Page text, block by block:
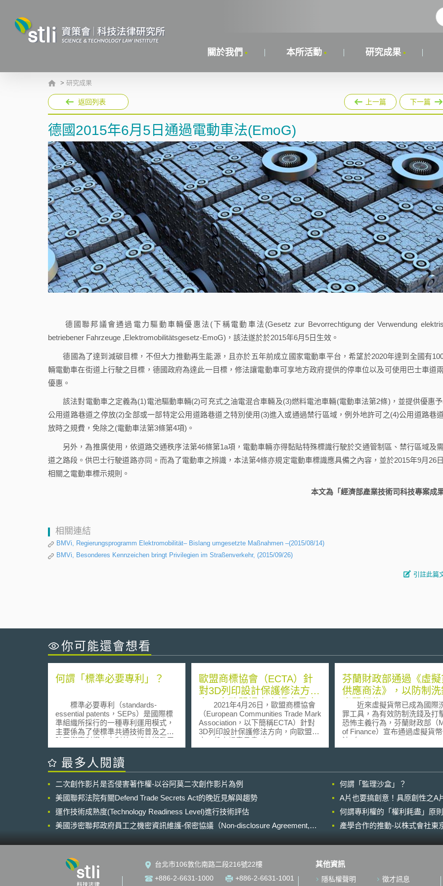
關於我們 本所活動 研究成果
> 研究成果
返回列表 上一篇 下一篇
德國2015年6月5日通過電動車法(EmoG)
德國聯邦議會通過電力驅動車輛優惠法(下稱電動車法(Gesetz zur Bevorrechtigung der Verwendung
betriebener Fahrzeuge ,Elektromobilitätsgesetz-EmoG)，該法遂於於2015年6月5日生效。
德國為了達到減碳目標，不但大力推動再生能源，且亦於五年前成立國家電動車平台，希望於2020年達到全國有
輛電動車在街道上行駛之目標，德國政府為達此一目標，修法讓電動車可享地方政府提供的停車位以及可使用巴士車道
優惠。
該法對電動車之定義為(1)電池驅動車輛(2)可充式之油電混合車輛及(3)燃料電池車輛(電動車法第2條)，並提供優惠予
公用道路巷道之停放(2)全部或一部特定公用道路巷道之特別使用(3)進入或通過禁行區域，例外地許可之(4)公用道路巷
放時之規費，免除之(電動車法第3條第4項)。
另外，為推廣使用，依道路交通秩序法第46條第1a項，電動車輛亦得黏貼特殊標識行駛於交通管制區、禁行區域及
道之路段。供巴士行駛道路亦同。而為了電動車之辨識，本法第4條亦規定電動車標識應具備之內容，並於2015年9月26
相關之電動車標示規則。
本文為「經濟部產業技術司科技專案成果
相關連結
BMVi, Regierungsprogramm Elektromobilität– Bislang umgesetzte Maßnahmen –(2015/08/14)
BMVi, Besonderes Kennzeichen bringt Privilegien im Straßenverkehr, (2015/09/26)
引註此篇
你可能還會想看
何謂「標準必要專利」？
標準必要專利（standards-
essential patents，SEPs）是國際標
準組織所採行的一種專利運用模式，
主要係為了使標準共通技術普及之同
時平衡專利權人之利益，將技術發展
中重要的標準共通技術結合專利保
護，同時均要求專利權人須簽署
FRAND（Fair，Reasonable and
合理、無歧視之原則收取合理數額之
專利授權費供標準化組織成員有償使
用。然而，因專利本身即是一種合法
壟斷，是以標準必要專利之授權模式
可實現利益最大化；但涉及到具高度
共通性又難以迴避的技術時，應當避
斷。因此，專利權人和被授權人之
間，對於收取合理專利授權費之議
題，在一直無法取得共識之下，往往
訴諸法律解決。從美國聯邦法院涉及
標準必要專利侵權之訴訟案例，可看
歐盟商標協會（ECTA）針
對3D列印設計保護修法方
向，向歐盟提交立場意見書
2021年4月26日，歐盟商標協會
（European Communities Trade Mark
Association，以下簡稱ECTA）針對
3D列印設計保護修法方向，向歐盟提
交一份立場意見書（position
paper）。歐盟自1998年發布《設計
Regulation（EC） No 6/2002 on
Community designs）以來，已多年
未進行修正；為了能對設計提供更有
效的法律保護，歐盟從2018年起開始
進行修法的公眾諮詢，並於2020年11
月提出修法評估報告。 ECTA一
的智慧財產議題，在意見書中列出了
ECTA指出，雖然3D列印所使用的
CAD模型檔案僅是列印過程中的媒
介，檔案本身不能受到設計法律的保
芬蘭財政部通過《虛擬
供應商法》，以防制洗
資恐行為
近來虛擬貨幣已成為國際
罪工具，為有效防制洗錢及打
恐怖主義行為，芬蘭財政部（
of Finance）宣布通過虛擬貨
法（The Act on virtual currency
providers），於2019年5月1日
Authority, FIN-FSA）擔任虛擬
應商之註冊機構及監管機構。 根
據該法案，虛擬貨幣交易所、
包供應商及虛擬貨幣發行者皆
蘭金融監管局進行註冊，以確
相關法規要求，包括：（1）
金；（3）須將客戶資金與自
防制洗錢與打擊資助恐怖主義
/ CFT）規定。虛擬貨幣供應商
法規要求才能在芬蘭營運，若
最多人閱讀
二次創作影片是否侵害著作權-以谷阿莫二次創作影片為例
何謂「監理沙盒」？
美國聯邦法院有關Defend Trade Secrets Act的晚近見解與趨勢
A片也要搞創意！具原創性之A
運作技術成熟度(Technology Readiness Level)進行技術評估
何謂專利權的「權利耗盡」原
美國涉密聯邦政府員工之機密資訊維護-保密協議（Non-disclosure Agreement,
產學合作的推動-以株式會社東
台北市106敦化南路二段216號22樓
+886-2-6631-1000
+886-2-6631-1001
其他資訊
隱私權聲明 徵才訊息